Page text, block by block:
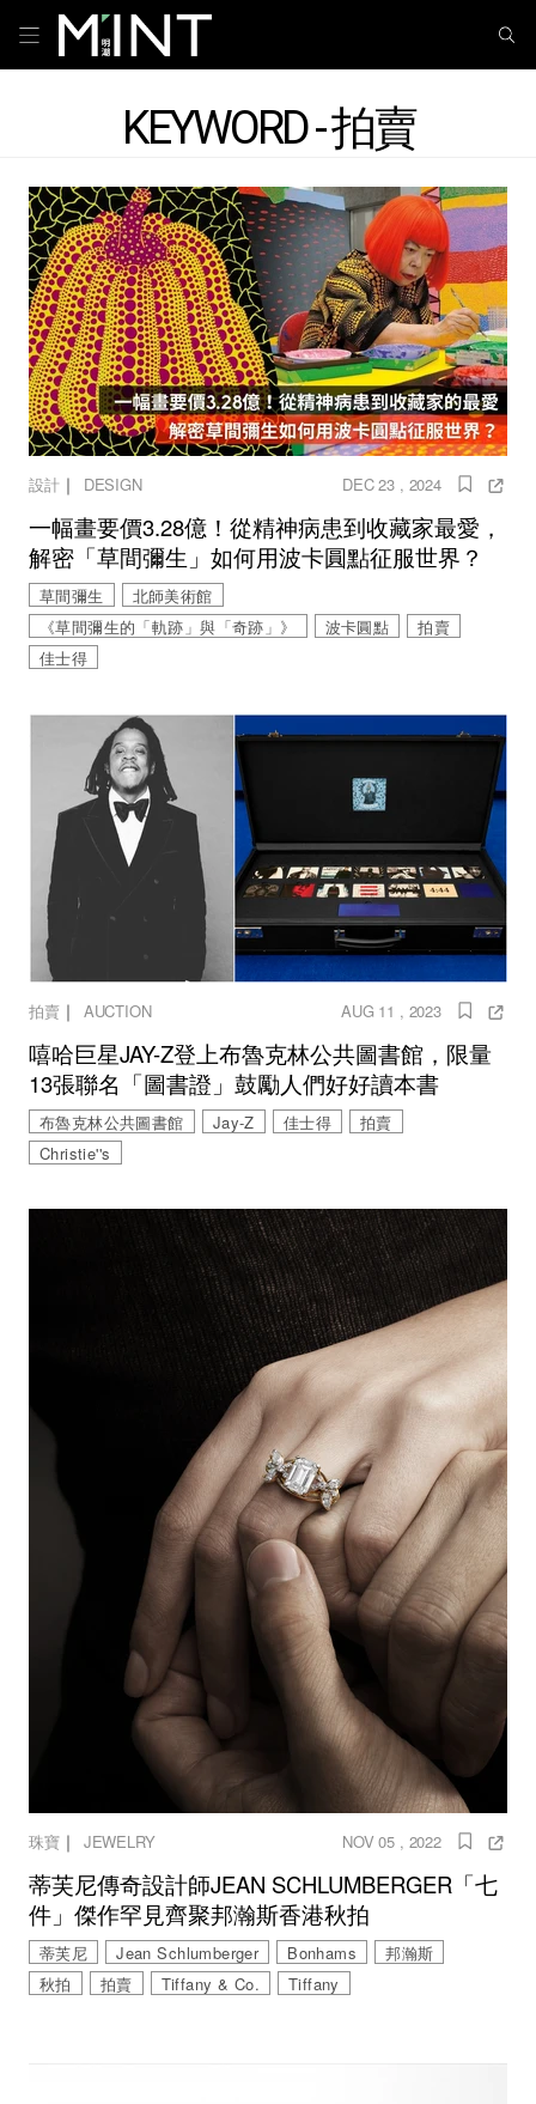
KEYWORD - 拍賣
設計｜ DESIGN DEC 23 , 2024
一幅畫要價3.28億！從精神病患到收藏家最愛，
解密「草間彌生」如何用波卡圓點征服世界？
草間彌生
北師美術館
《草間彌生的「軌跡」與「奇跡」》
波卡圓點
拍賣
佳士得
拍賣｜ AUCTION AUG 11 , 2023
嘻哈巨星JAY-Z登上布魯克林公共圖書館，限量
13張聯名「圖書證」鼓勵人們好好讀本書
布魯克林公共圖書館 Jay-Z 佳士得
拍賣
Christie''s
珠寶｜ JEWELRY NOV 05 , 2022
蒂芙尼傳奇設計師JEAN SCHLUMBERGER「七
件」傑作罕見齊聚邦瀚斯香港秋拍
蒂芙尼 Jean Schlumberger Bonhams
邦瀚斯
秋拍
拍賣 Tiffany & Co. Tiffany